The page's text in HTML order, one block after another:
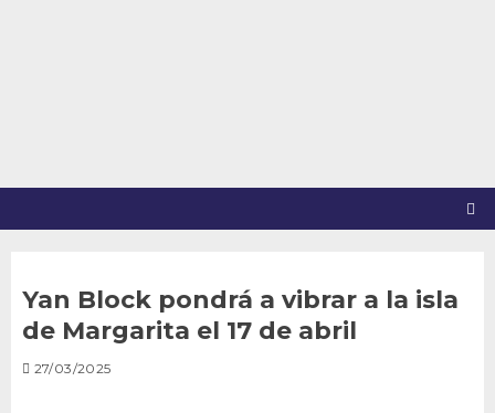
Yan Block pondrá a vibrar a la isla
de Margarita el 17 de abril
27/03/2025